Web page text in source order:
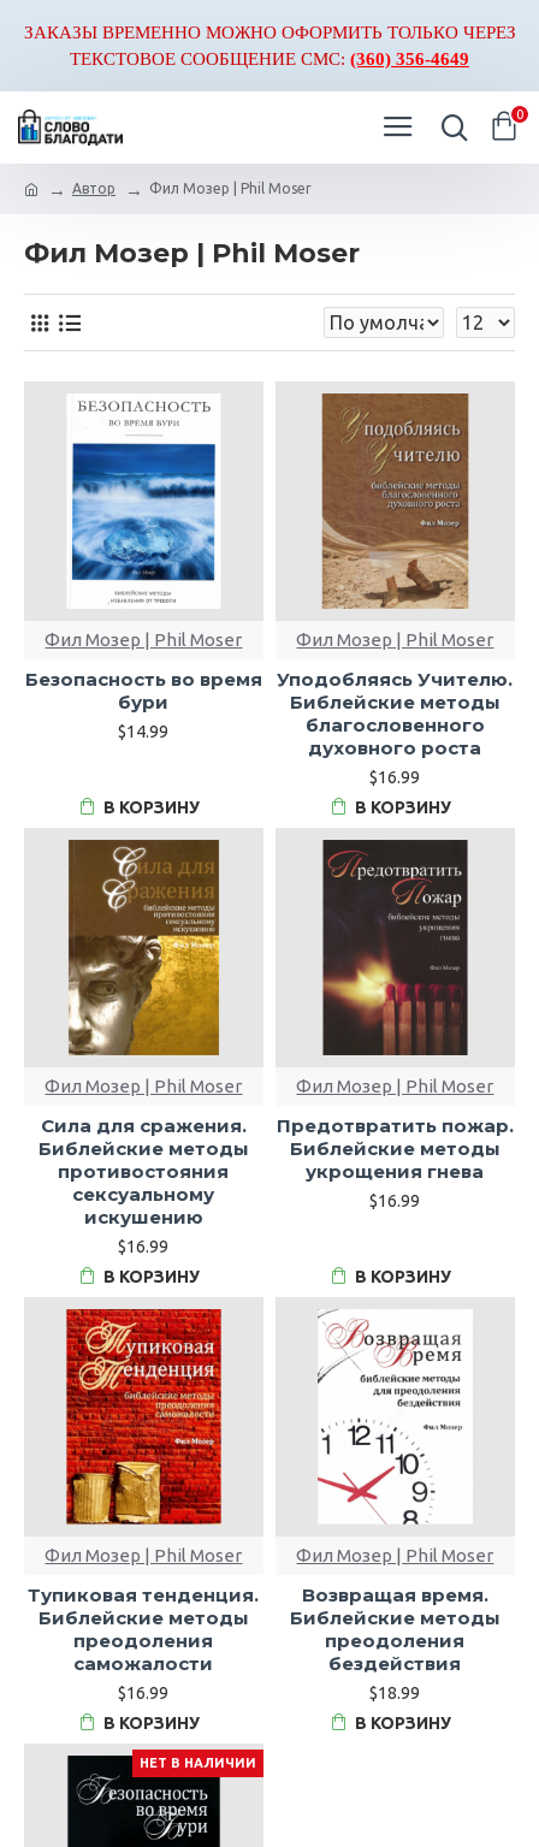
ЗАКАЗЫ ВРЕМЕННО МОЖНО ОФОРМИТЬ ТОЛЬКО ЧЕРЕЗ
ТЕКСТОВОЕ СООБЩЕНИЕ СМС: (360) 356-4649
0
Автор Фил Мозер | Phil Moser
Фил Мозер | Phil Moser
Фил Мозер | Phil Moser
Безопасность во время
бури
$14.99
В КОРЗИНУ
Фил Мозер | Phil Moser
Уподобляясь Учителю.
Библейские методы
благословенного
духовного роста
$16.99
В КОРЗИНУ
Фил Мозер | Phil Moser
Сила для сражения.
Библейские методы
противостояния
сексуальному
искушению
$16.99
В КОРЗИНУ
Фил Мозер | Phil Moser
Предотвратить пожар.
Библейские методы
укрощения гнева
$16.99
В КОРЗИНУ
Фил Мозер | Phil Moser
Тупиковая тенденция.
Библейские методы
преодоления
саможалости
$16.99
В КОРЗИНУ
Фил Мозер | Phil Moser
Возвращая время.
Библейские методы
преодоления
бездействия
$18.99
В КОРЗИНУ
НЕТ В НАЛИЧИИ